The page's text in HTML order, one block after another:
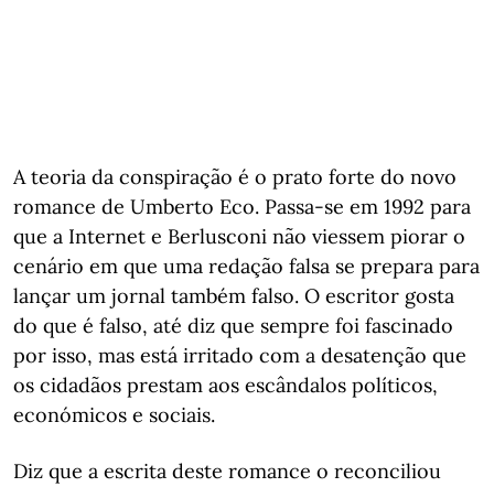
A teoria da conspiração é o prato forte do novo
romance de Umberto Eco. Passa-se em 1992 para
que a Internet e Berlusconi não viessem piorar o
cenário em que uma redação falsa se prepara para
lançar um jornal também falso. O escritor gosta
do que é falso, até diz que sempre foi fascinado
por isso, mas está irritado com a desatenção que
os cidadãos prestam aos escândalos políticos,
económicos e sociais.
Diz que a escrita deste romance o reconciliou